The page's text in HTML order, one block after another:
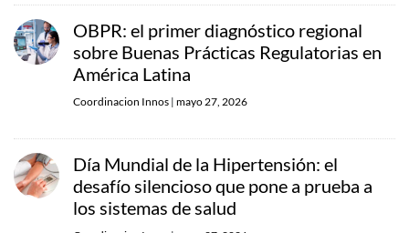
OBPR: el primer diagnóstico regional
sobre Buenas Prácticas Regulatorias en
América Latina
Coordinacion Innos | mayo 27, 2026
Día Mundial de la Hipertensión: el
desafío silencioso que pone a prueba a
los sistemas de salud